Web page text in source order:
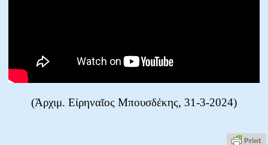
(Ἀρχιμ. Εἰρηναῖος Μπουσδέκης, 31-3-2024)